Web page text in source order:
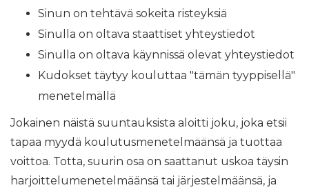
Sinun on tehtävä sokeita risteyksiä
Sinulla on oltava staattiset yhteystiedot
Sinulla on oltava käynnissä olevat yhteystiedot
Kudokset täytyy kouluttaa "tämän tyyppisellä"
menetelmällä
Jokainen näistä suuntauksista aloitti joku, joka etsii
tapaa myydä koulutusmenetelmäänsä ja tuottaa
voittoa. Totta, suurin osa on saattanut uskoa täysin
harjoittelumenetelmäänsä tai järjestelmäänsä, ja